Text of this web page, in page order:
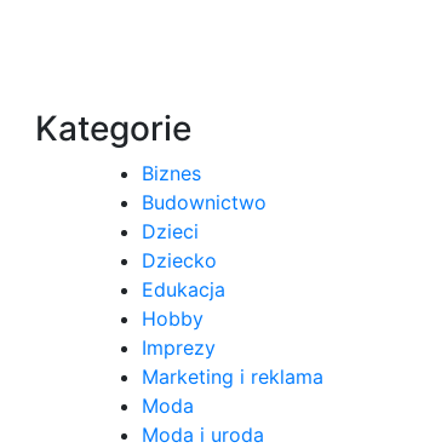
Kategorie
Biznes
Budownictwo
Dzieci
Dziecko
Edukacja
Hobby
Imprezy
Marketing i reklama
Moda
Moda i uroda